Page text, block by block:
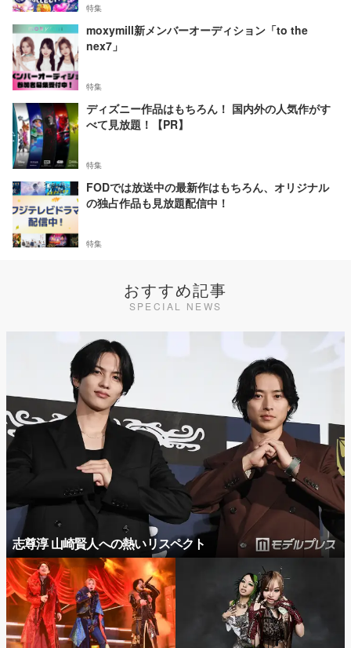
特集
moxymill新メンバーオーディション「to the
nex7」
特集
ディズニー作品はもちろん！ 国内外の人気作がす
べて見放題！【PR】
特集
FODでは放送中の最新作はもちろん、オリジナル
の独占作品も見放題配信中！
特集
おすすめ記事
SPECIAL NEWS
志尊淳 山崎賢人への熱いリスペクト